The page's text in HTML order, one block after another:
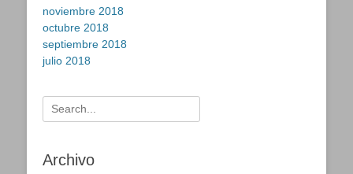
noviembre 2018
octubre 2018
septiembre 2018
julio 2018
Buscar:
Archivo